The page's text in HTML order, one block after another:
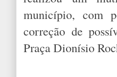
município, com
correção de
Praça Dionísio